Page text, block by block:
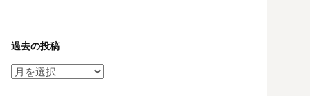
過去の投稿
過